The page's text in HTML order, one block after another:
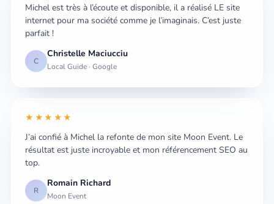
Michel est très à l’écoute et disponible, il a réalisé LE site
internet pour ma société comme je l’imaginais. C’est juste
parfait !
C
Christelle Maciucciu
Local Guide · Google
★★★★★
J’ai confié à Michel la refonte de mon site Moon Event. Le
résultat est juste incroyable et mon référencement SEO au
top.
R
Romain Richard
Moon Event